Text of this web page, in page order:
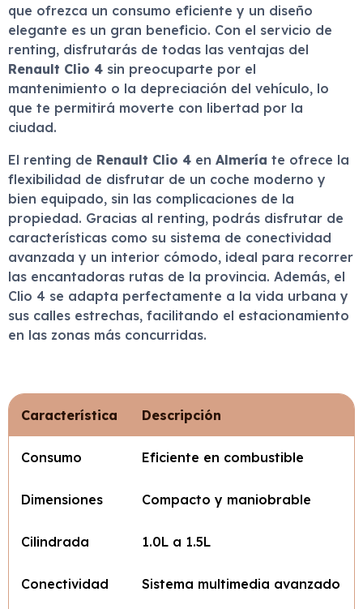
que ofrezca un consumo eficiente y un diseño
elegante es un gran beneficio. Con el servicio de
renting, disfrutarás de todas las ventajas del
Renault Clio 4 sin preocuparte por el
mantenimiento o la depreciación del vehículo, lo
que te permitirá moverte con libertad por la
ciudad.
El renting de Renault Clio 4 en Almería te ofrece la
flexibilidad de disfrutar de un coche moderno y
bien equipado, sin las complicaciones de la
propiedad. Gracias al renting, podrás disfrutar de
características como su sistema de conectividad
avanzada y un interior cómodo, ideal para recorrer
las encantadoras rutas de la provincia. Además, el
Clio 4 se adapta perfectamente a la vida urbana y
sus calles estrechas, facilitando el estacionamiento
en las zonas más concurridas.
Característica Descripción
Consumo Eficiente en combustible
Dimensiones Compacto y maniobrable
Cilindrada 1.0L a 1.5L
Conectividad Sistema multimedia avanzado